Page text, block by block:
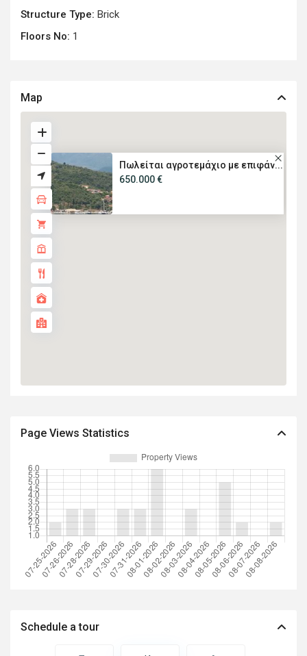
Structure Type: Brick
Floors No: 1
Map
Πωλείται αγροτεμάχιο με επιφάν...
650.000 €
Page Views Statistics
Schedule a tour